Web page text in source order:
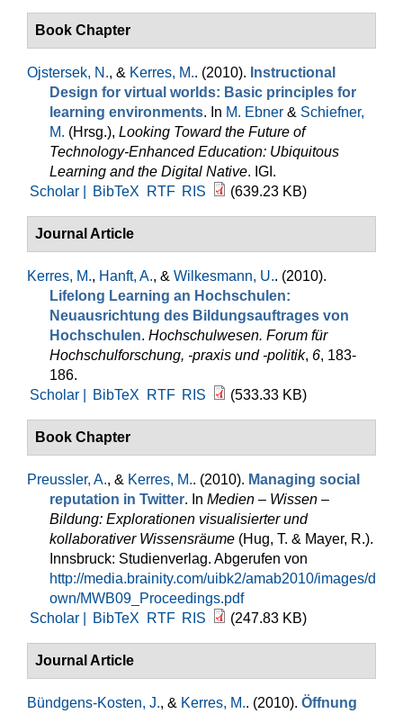
Book Chapter
Ojstersek, N., & Kerres, M.. (2010). Instructional
Design for virtual worlds: Basic principles for
learning environments. In M. Ebner & Schiefner,
M. (Hrsg.), Looking Toward the Future of
Technology-Enhanced Education: Ubiquitous
Learning and the Digital Native. IGI.
Scholar |
BibTeX RTF RIS (639.23 KB)
Journal Article
Kerres, M., Hanft, A., & Wilkesmann, U.. (2010).
Lifelong Learning an Hochschulen:
Neuausrichtung des Bildungsauftrages von
Hochschulen. Hochschulwesen. Forum für
Hochschulforschung, -praxis und -politik, 6, 183-
186.
Scholar |
BibTeX RTF RIS (533.33 KB)
Book Chapter
Preussler, A., & Kerres, M.. (2010). Managing social
reputation in Twitter. In Medien – Wissen –
Bildung: Explorationen visualisierter und
kollaborativer Wissensräume (Hug, T. & Mayer, R.).
Innsbruck: Studienverlag. Abgerufen von
http://media.brainity.com/uibk2/amab2010/images/d
own/MWB09_Proceedings.pdf
Scholar |
BibTeX RTF RIS (247.83 KB)
Journal Article
Bündgens-Kosten, J., & Kerres, M.. (2010). Öffnung